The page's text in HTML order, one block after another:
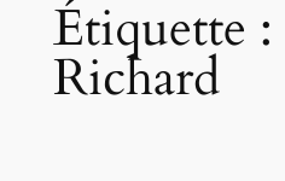
Étiquette :
Richard